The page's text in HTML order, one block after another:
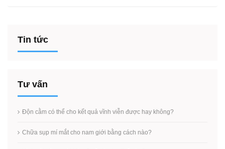
Tin tức
Tư vấn
Độn cằm có thể cho kết quả vĩnh viễn được hay không?
Chữa sụp mí mắt cho nam giới bằng cách nào?